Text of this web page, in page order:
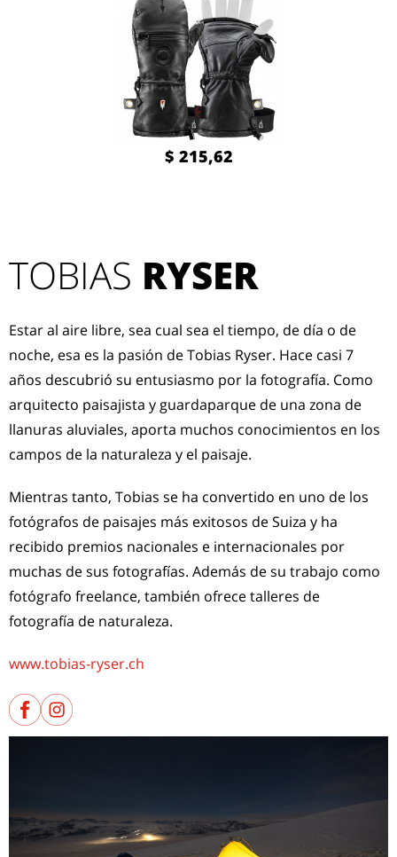
$ 215,62
TOBIAS RYSER
Estar al aire libre, sea cual sea el tiempo, de día o de
noche, esa es la pasión de Tobias Ryser. Hace casi 7
años descubrió su entusiasmo por la fotografía. Como
arquitecto paisajista y guardaparque de una zona de
llanuras aluviales, aporta muchos conocimientos en los
campos de la naturaleza y el paisaje.
Mientras tanto, Tobias se ha convertido en uno de los
fotógrafos de paisajes más exitosos de Suiza y ha
recibido premios nacionales e internacionales por
muchas de sus fotografías. Además de su trabajo como
fotógrafo freelance, también ofrece talleres de
fotografía de naturaleza.
www.tobias-ryser.ch